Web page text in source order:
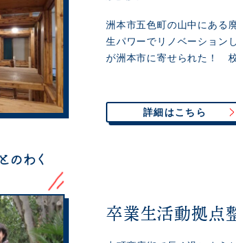
洲本市五色町の山中にある
生パワーでリノベーション
が洲本市に寄せられた！
詳細はこちら
のわく
卒業生活動拠点